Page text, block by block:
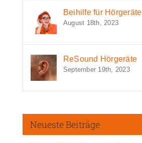
Beihilfe für Hörgeräte
August 18th, 2023
ReSound Hörgeräte
September 19th, 2023
Neueste Beiträge